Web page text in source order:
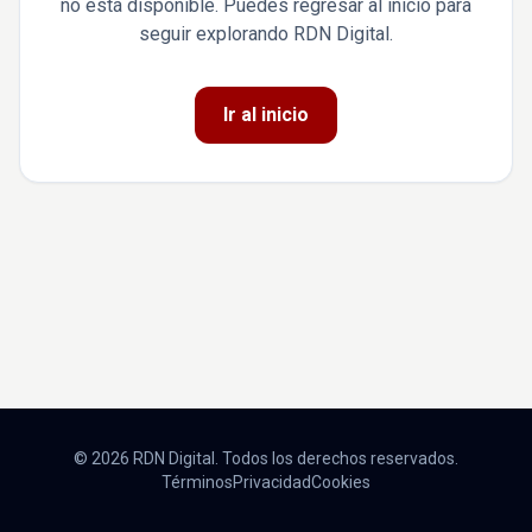
no está disponible. Puedes regresar al inicio para
seguir explorando RDN Digital.
Ir al inicio
© 2026 RDN Digital. Todos los derechos reservados.
TérminosPrivacidadCookies